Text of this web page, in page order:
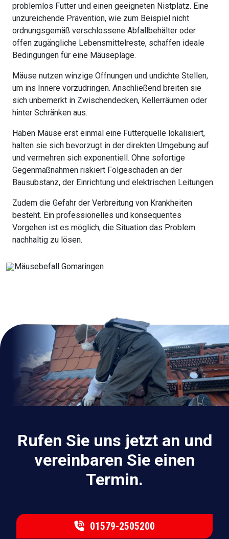
problemlos Futter und einen geeigneten Nistplatz. Eine
unzureichende Prävention, wie zum Beispiel nicht
ordnungsgemäß verschlossene Abfallbehälter oder
offen zugängliche Lebensmittelreste, schaffen ideale
Bedingungen für eine Mäuseplage.
Mäuse nutzen winzige Öffnungen und undichte Stellen,
um ins Innere vorzudringen. Anschließend breiten sie
sich unbemerkt in Zwischendecken, Kellerräumen oder
hinter Schränken aus.
Haben Mäuse erst einmal eine Futterquelle lokalisiert,
halten sie sich bevorzugt in der direkten Umgebung auf
und vermehren sich exponentiell. Ohne sofortige
Gegenmaßnahmen riskiert Folgeschäden an der
Bausubstanz, der Einrichtung und elektrischen Leitungen.
Zudem die Gefahr der Verbreitung von Krankheiten
besteht. Ein professionelles und konsequentes
Vorgehen ist es möglich, die Situation das Problem
nachhaltig zu lösen.
Rufen Sie uns jetzt an und
vereinbaren Sie einen
Termin.
01579-2505200